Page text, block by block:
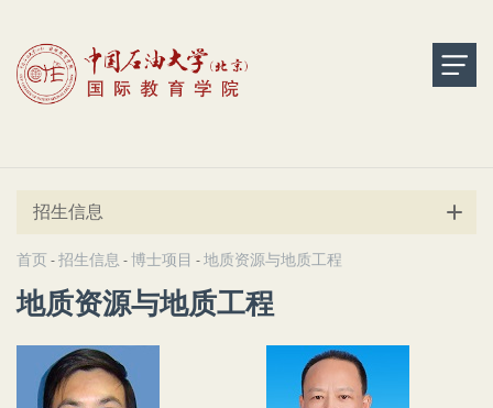
招生信息
首页 - 招生信息 - 博士项目 - 地质资源与地质工程
地质资源与地质工程